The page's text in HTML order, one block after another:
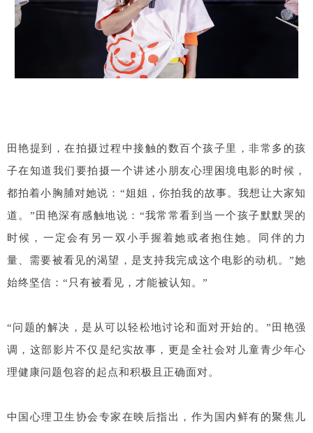
田艳提到，在拍摄过程中接触的数百个孩子里，非常多的孩
子在知道我们要拍摄一个讲述小朋友心理困境电影的时候，
都拍着小胸脯对她说：“姐姐，你拍我的故事。我想让大家知
道。”田艳深有感触地说：“我常常看到当一个孩子默默哭的
时候，一定会有另一双小手握着她或者抱住她。同伴的力
量、需要被看见的渴望，是支持我完成这个电影的动机。”她
始终坚信：“只有被看见，才能被认知。”
“问题的解决，是从可以轻松地讨论和面对开始的。”田艳强
调，这部影片不仅是纪实故事，更是全社会对儿童青少年心
理健康问题包容的起点和积极且正确面对。
中国心理卫生协会专家在映后指出，作为国内鲜有的聚焦儿